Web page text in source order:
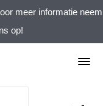
meer informatie neem
op!